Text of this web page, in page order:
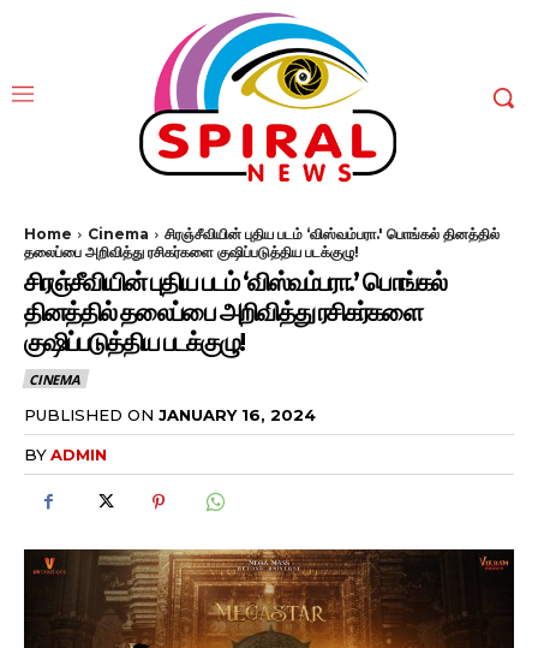
Home Cinema
சிரஞ்சீவியின் புதிய படம் ‘விஸ்வம்பரா.' பொங்கல் தினத்தில்
தலைப்பை அறிவித்து ரசிகர்களை குஷிப்படுத்திய படக்குழு!
சிரஞ்சீவியின் புதிய படம் ‘விஸ்வம்பரா.’ பொங்கல்
தினத்தில் தலைப்பை அறிவித்து ரசிகர்களை
குஷிப்படுத்திய படக்குழு!
CINEMA
PUBLISHED ON JANUARY 16, 2024
BYADMIN